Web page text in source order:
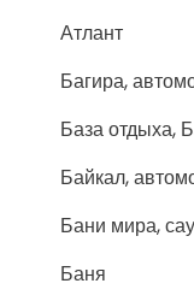
Атлант
Багира,
База отдыха,
Байкал,
Бани мира,
Баня